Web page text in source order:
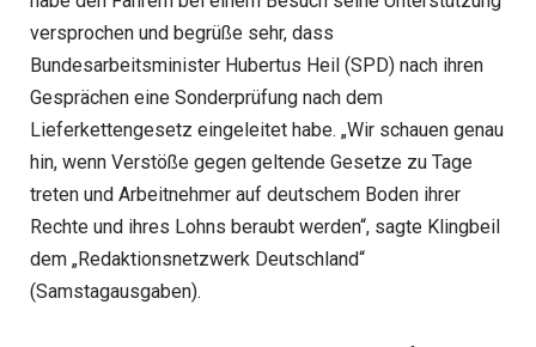
versprochen und begrüße sehr, dass
Bundesarbeitsminister Hubertus Heil (SPD) nach ihren
Gesprächen eine Sonderprüfung nach dem
Lieferkettengesetz eingeleitet habe. „Wir schauen genau
hin, wenn Verstöße gegen geltende Gesetze zu Tage
treten und Arbeitnehmer auf deutschem Boden ihrer
Rechte und ihres Lohns beraubt werden“, sagte Klingbeil
dem „Redaktionsnetzwerk Deutschland“
(Samstagausgaben).